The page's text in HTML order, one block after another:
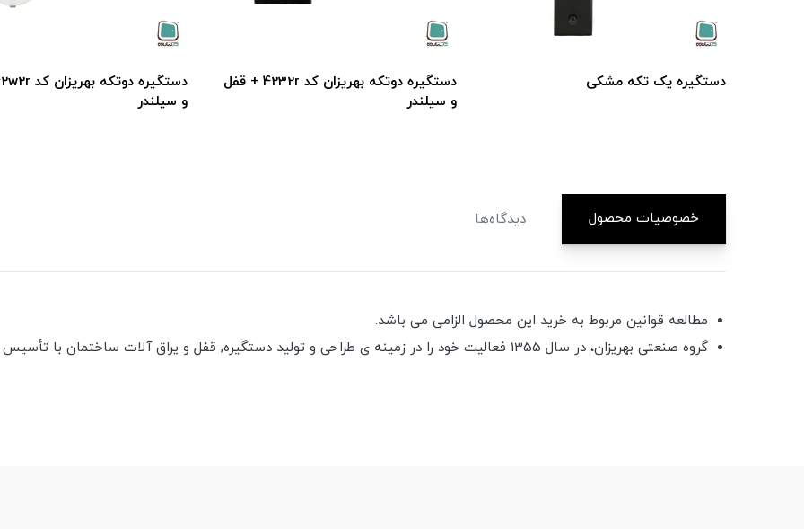
دستگيره یک تكه مشکی
دستگيره دوتكه بهريزان كد 4232r + قفل
و سیلندر
و سیلندر
خصوصیات محصول دیدگاه‌ها
مطالعه قوانین مربوط به خرید این محصول الزامی می باشد.
گروه صنعتی بهریزان، در سال 1355 فعالیت خود را در زمینه ی طراحی و تولید دستگیره, قفل و یراق آلات ساختمان با تأسیس کارخانه ای در اصفهان آغاز نمود.